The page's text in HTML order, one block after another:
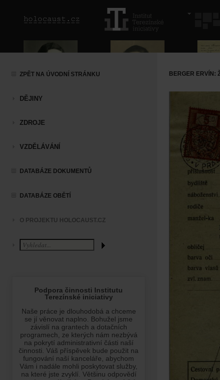
ZPĚT NA ÚVODNÍ STRÁNKU
DĚJINY
ZDROJE
VZDĚLÁVÁNÍ
DATABÁZE DOKUMENTŮ
DATABÁZE OBĚTÍ
O PROJEKTU HOLOCAUST.CZ
BERGER ERVÍN: